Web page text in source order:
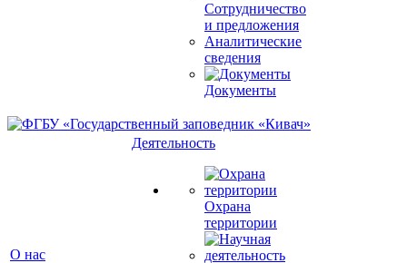
Сотрудничество
и предложения
Аналитические
сведения
Документы
О нас
Деятельность
Охрана
территории